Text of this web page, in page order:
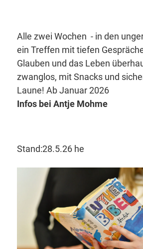
Alle zwei Wochen - in den
ein Treffen mit tiefen
Glauben und das Leben
zwanglos, mit Snacks und
Laune! Ab Januar 2026
Infos bei Antje Mohme
Stand:28.5.26 he